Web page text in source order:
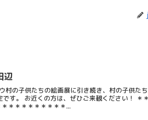
辺
村の子供たちの絵画展に引き続き、村の子供た
す。 お近くの方は、ぜひご来観ください！ ＊＊
＊＊＊＊＊＊＊＊＊...